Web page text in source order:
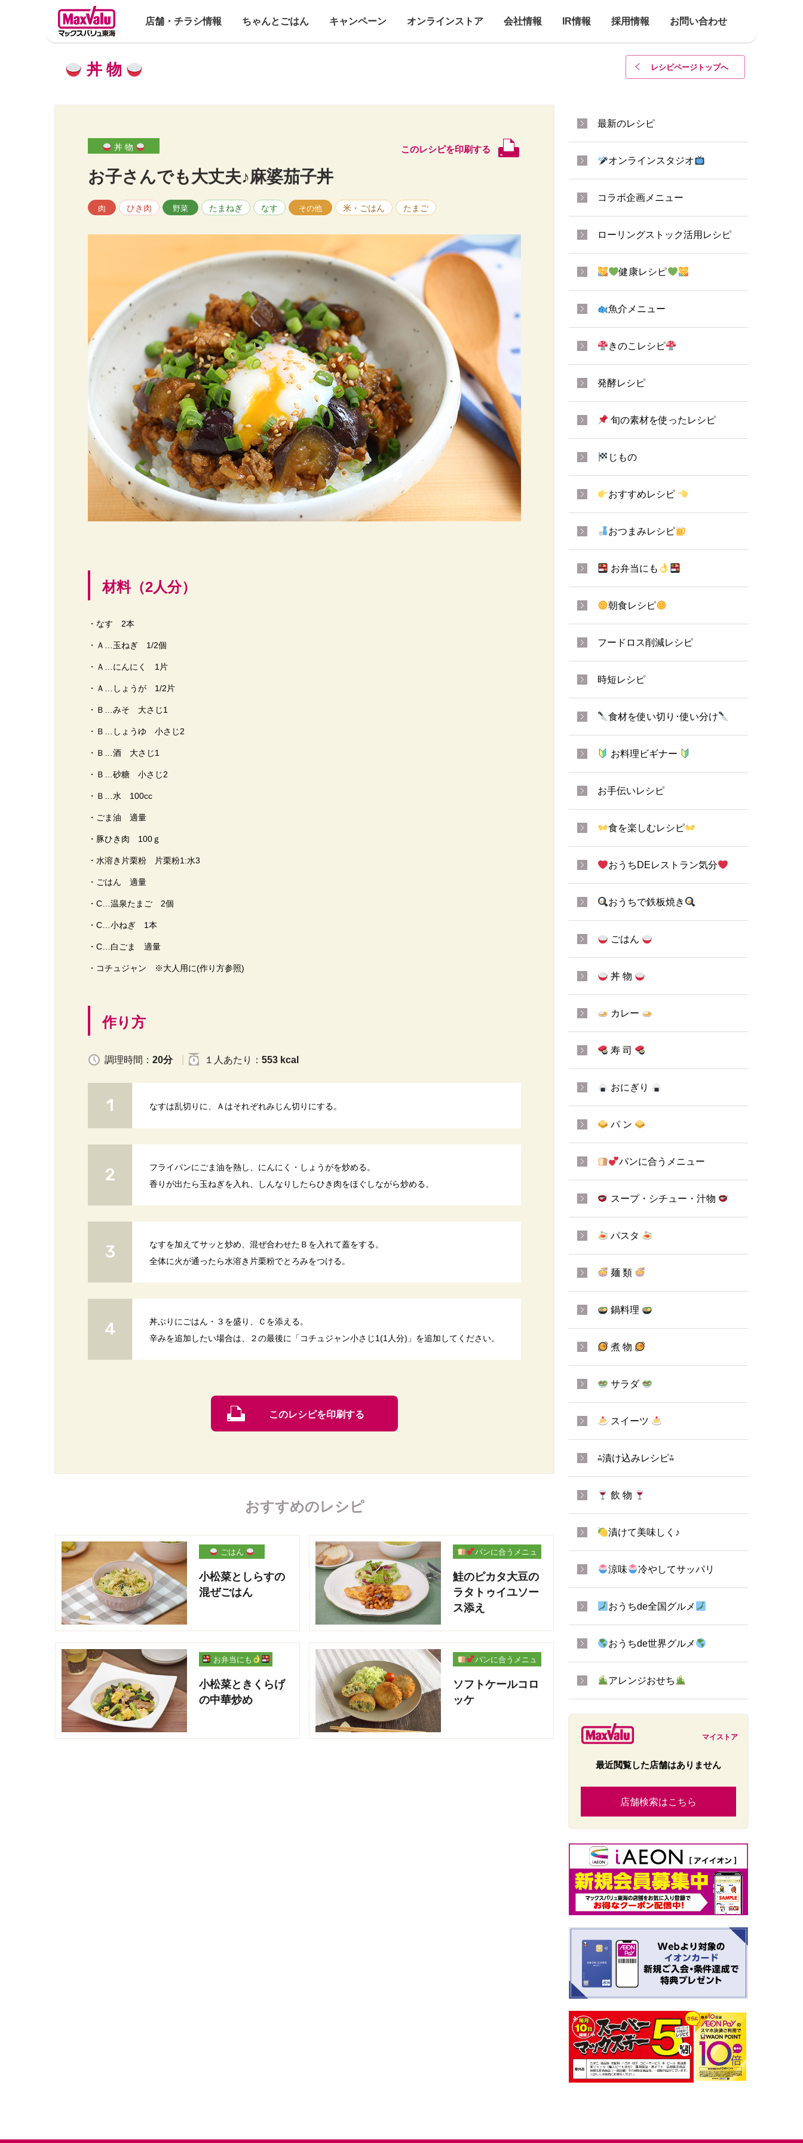
店舗・チラシ情報 ちゃんとごはん キャンペーン オンラインストア 会社情報 IR情報 採用情報 お問い合わせ
レシピページトップへ
丼 物
丼 物 このレシピを印刷する
お子さんでも大丈夫♪麻婆茄子丼
肉 ひき肉 野菜 たまねぎ なす その他 米・ごはん たまご
材料（2人分）
・なす 2本
・Ａ…玉ねぎ 1/2個
・Ａ…にんにく 1片
・Ａ…しょうが 1/2片
・Ｂ…みそ 大さじ1
・Ｂ…しょうゆ 小さじ2
・Ｂ…酒 大さじ1
・Ｂ…砂糖 小さじ2
・Ｂ…水 100cc
・ごま油 適量
・豚ひき肉 100ｇ
・水溶き片栗粉 片栗粉1:水3
・ごはん 適量
・C…温泉たまご 2個
・C…小ねぎ 1本
・C…白ごま 適量
・コチュジャン ※大人用に(作り方参照)
作り方
調理時間： 20分 １人 あたり ： 553 kcal
なすは乱切りに、Ａはそれぞれみじん切りにする。
フライパンにごま油を熱し、にんにく・しょうがを炒める。
香りが出たら玉ねぎを入れ、しんなりしたらひき肉をほぐしながら炒める。
なすを加えてサッと炒め、混ぜ合わせたＢを入れて蓋をする。
全体に火が通ったら水溶き片栗粉でとろみをつける。
丼ぶりにごはん・３を盛り、Ｃを添える。
辛みを追加したい場合は、２の最後に「コチュジャン小さじ1(1人分)」を追加してください。
このレシピを印刷する
おすすめのレシピ
ごはん
小松菜としらすの
混ぜごはん
パンに合うメニュ
鮭のピカタ大豆の
ラタトゥイユソー
ス添え
お弁当にも
小松菜ときくらげ
の中華炒め
パンに合うメニュ
ソフトケールコロ
ッケ
最新のレシピ
オンラインスタジオ
コラボ企画メニュー
ローリングストック活用レシピ
健康レシピ
魚介メニュー
きのこレシピ
発酵レシピ
旬の素材を使ったレシピ
じもの
おすすめレシピ
おつまみレシピ
お弁当にも
朝食レシピ
フードロス削減レシピ
時短レシピ
食材を使い切り･使い分け
お料理ビギナー
お手伝いレシピ
食を楽しむレシピ
おうちDEレストラン気分
おうちで鉄板焼き
ごはん
丼 物
カレー
寿 司
おにぎり
パ ン
パンに合うメニュー
スープ・シチュー・汁物
パスタ
麺 類
鍋料理
煮 物
サラダ
スイーツ
⁂漬け込みレシピ⁂
飲 物
漬けて美味しく♪
涼味 冷やしてサッパリ
おうちde全国グルメ
おうちde世界グルメ
アレンジおせち
マイストア
最近閲覧した店舗はありません
店舗検索はこちら